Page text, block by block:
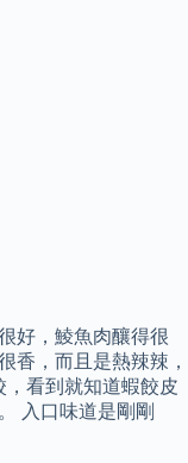
好，鯪魚肉釀得很
香，而且是熱辣辣，
看到就知道蝦餃皮
入口味道是剛剛